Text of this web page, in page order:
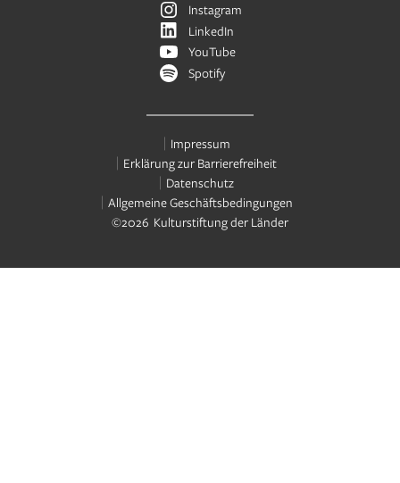
Instagram
LinkedIn
YouTube
Spotify
Impressum
Erklärung zur Barrierefreiheit
Datenschutz
Allgemeine Geschäftsbedingungen
©2026 Kulturstiftung der Länder